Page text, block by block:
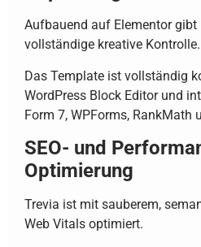
Aufbauend auf Elementor gibt
vollständige kreative Kontrolle.
Das Template ist vollständig
WordPress Block Editor und
Form 7, WPForms, RankMath
SEO- und
Optimierung
Trevia ist mit sauberem,
Web Vitals optimiert.